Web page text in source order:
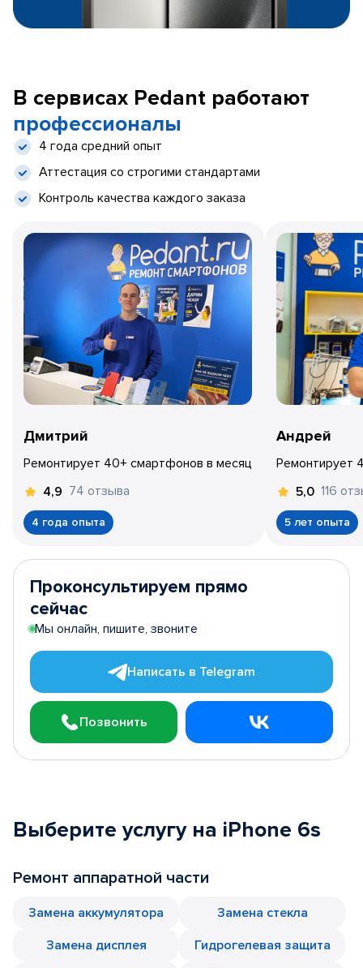
В сервисах Pedant работают
профессионалы
4 года средний опыт
Аттестация со строгими стандартами
Контроль качества каждого заказа
Дмитрий
Ремонтирует 40+ смартфонов в месяц
4,9 74 отзыва
4 года опыта
Андрей
Ремонтирует
5,0 116
5 лет опыта
Проконсультируем прямо
сейчас
Мы онлайн, пишите, звоните
Написать в Telegram
Позвонить
Выберите услугу на iPhone 6s
Ремонт аппаратной части
Замена аккумулятора
Замена стекла
Замена дисплея
Гидрогелевая защита